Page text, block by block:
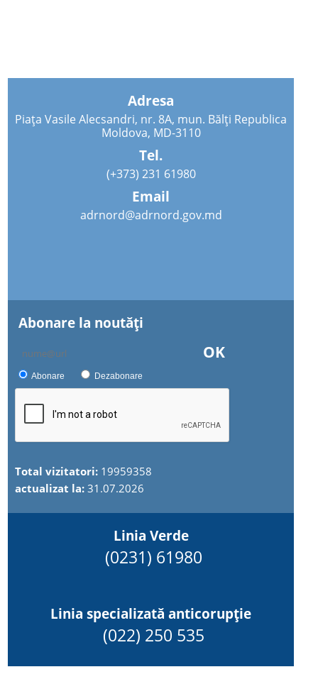
Adresa
Piața Vasile Alecsandri, nr. 8A, mun. Bălți Republica
Moldova, MD-3110
Tel.
(+373) 231 61980
Email
adrnord@adrnord.gov.md
Abonare la noutăţi
OK
Abonare Dezabonare
Total vizitatori: 19959358
actualizat la:31.07.2026
Linia Verde
(0231) 61980
Linia specializată anticorupție
(022) 250 535